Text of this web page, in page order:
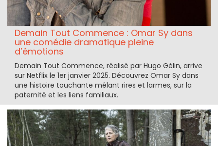
Demain Tout Commence : Omar Sy dans
une comédie dramatique pleine
d’émotions
Demain Tout Commence, réalisé par Hugo Gélin, arrive
sur Netflix le 1er janvier 2025. Découvrez Omar Sy dans
une histoire touchante mêlant rires et larmes, sur la
paternité et les liens familiaux.